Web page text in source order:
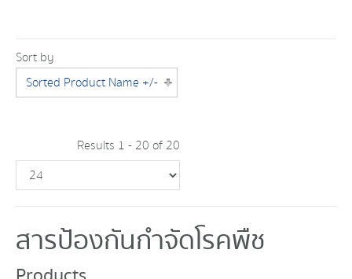
Sort by
Sorted Product Name +/-
Results 1 - 20 of 20
สารป้องกันกำจัดโรคพืช